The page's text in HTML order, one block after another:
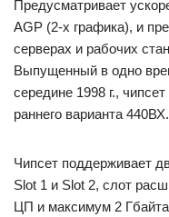
Предусматривает
AGP (2-х графика), и
серверах и рабочих
Выпущенный в одно
середине 1998 г.,
раннего варианта 440ВХ.
Чипсет поддерживает
Slot 1 и Slot 2, слот
ЦП и макси­мум 2